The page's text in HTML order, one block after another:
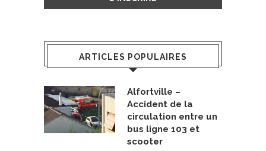
ARTICLES POPULAIRES
Alfortville –
Accident de la
circulation entre un
bus ligne 103 et
scooter